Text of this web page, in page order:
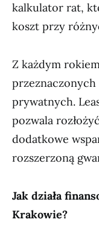
kalkulator rat,
koszt przy
Z każdym
prywatnych.
pozwala
dodatkowe
rozszerzoną
Jak działa
Krakowie?